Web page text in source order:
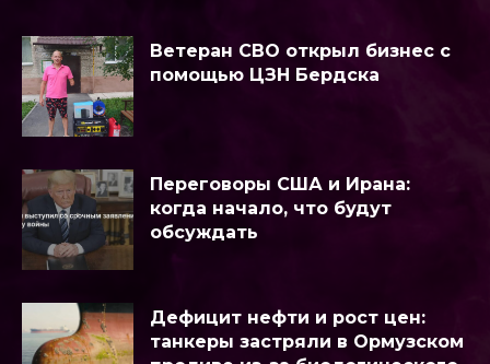
Ветеран СВО открыл бизнес с
помощью ЦЗН Бердска
Переговоры США и Ирана:
когда начало, что будут
обсуждать
Дефицит нефти и рост цен:
танкеры застряли в Ормузском